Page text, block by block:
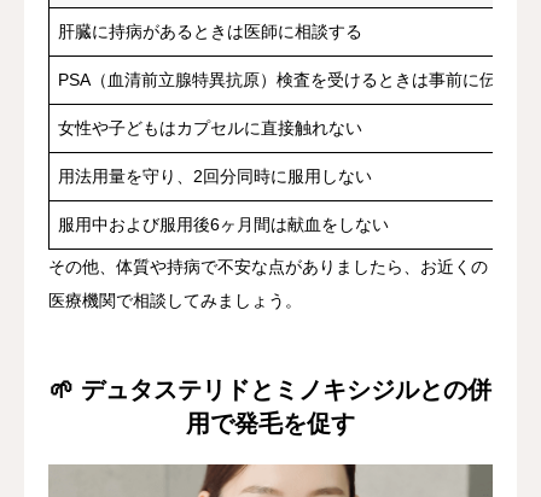
肝臓に持病があるときは医師に相談する
PSA（血清前立腺特異抗原）検査を受けるときは事前に伝える
女性や子どもはカプセルに直接触れない
用法用量を守り、2回分同時に服用しない
服用中および服用後6ヶ月間は献血をしない
その他、体質や持病で不安な点がありましたら、お近くの
医療機関で相談してみましょう。
🌱 デュタステリドとミノキシジルとの併
用で発毛を促す